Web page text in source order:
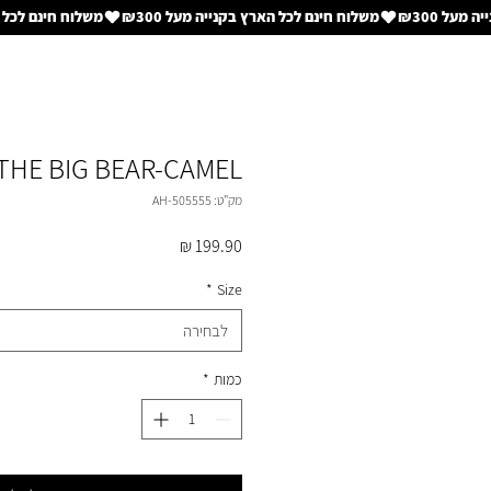
BIG BEAR-CAMEL
מק"ט: AH-505555
Size
*
לבחירה
כמות *